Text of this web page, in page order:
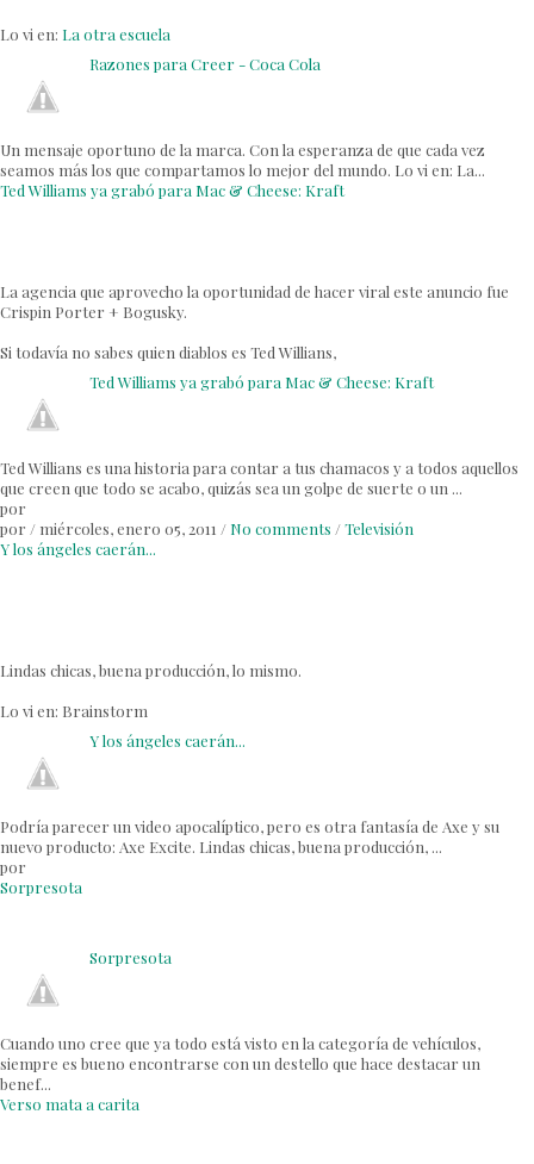
Lo vi en: La otra escuela
Razones para Creer - Coca Cola
Un mensaje oportuno de la marca. Con la esperanza de que cada vez
seamos más los que compartamos lo mejor del mundo. Lo vi en: La...
Ted Williams ya grabó para Mac & Cheese: Kraft
La agencia que aprovecho la oportunidad de hacer viral este anuncio fue
Crispin Porter + Bogusky.
Si todavía no sabes quien diablos es Ted Willians,
Ted Williams ya grabó para Mac & Cheese: Kraft
Ted Willians es una historia para contar a tus chamacos y a todos aquellos
que creen que todo se acabo, quizás sea un golpe de suerte o un ...
por
por / miércoles, enero 05, 2011 / No comments /Televisión
Y los ángeles caerán...
Lindas chicas, buena producción, lo mismo.
Lo vi en: Brainstorm
Y los ángeles caerán...
Podría parecer un video apocalíptico, pero es otra fantasía de Axe y su
nuevo producto: Axe Excite. Lindas chicas, buena producción, ...
por
Sorpresota
Sorpresota
Cuando uno cree que ya todo está visto en la categoría de vehículos,
siempre es bueno encontrarse con un destello que hace destacar un
benef...
Verso mata a carita